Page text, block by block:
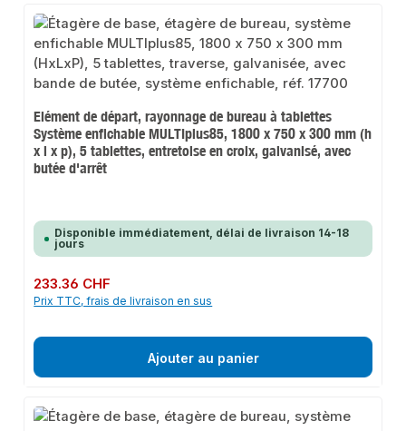
Elément de départ, rayonnage de bureau à tablettes
Système enfichable MULTIplus85, 1800 x 750 x 300 mm (h
x l x p), 5 tablettes, entretoise en croix, galvanisé, avec
butée d'arrêt
Disponible immédiatement, délai de livraison 14-18
jours
Prix régulier :
233.36 CHF
Prix TTC, frais de livraison en sus
Ajouter au panier